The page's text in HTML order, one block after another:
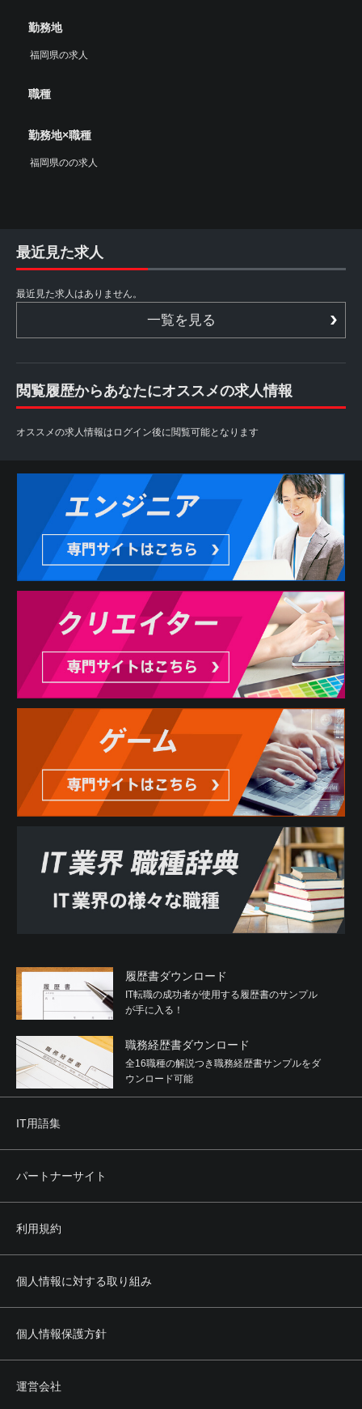
勤務地
福岡県の求人
職種
勤務地×職種
福岡県のの求人
最近見た求人
最近見た求人はありません。
一覧を見る
閲覧履歴からあなたにオススメの求人情報
オススメの求人情報はログイン後に閲覧可能となります
履歴書ダウンロード
IT転職の成功者が使用する履歴書のサンプル
が手に入る！
職務経歴書ダウンロード
全16職種の解説つき職務経歴書サンプルをダ
ウンロード可能
IT用語集
パートナーサイト
利用規約
個人情報に対する取り組み
個人情報保護方針
運営会社